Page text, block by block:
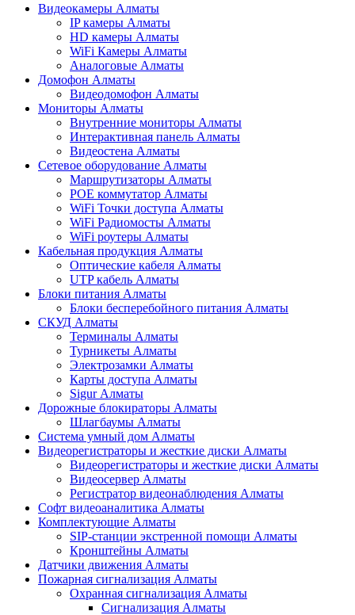
Видеокамеры Алматы
IP камеры Алматы
HD камеры Алматы
WiFi Камеры Алматы
Аналоговые Алматы
Домофон Алматы
Видеодомофон Алматы
Мониторы Алматы
Внутренние мониторы Алматы
Интерактивная панель Алматы
Видеостена Алматы
Сетевое оборудование Алматы
Маршрутизаторы Алматы
POE коммутатор Алматы
WiFi Точки доступа Алматы
WiFi Радиомосты Алматы
WiFi роутеры Алматы
Кабельная продукция Алматы
Оптические кабеля Алматы
UTP кабель Алматы
Блоки питания Алматы
Блоки бесперебойного питания Алматы
СКУД Алматы
Терминалы Алматы
Турникеты Алматы
Электрозамки Алматы
Карты доступа Алматы
Sigur Алматы
Дорожные блокираторы Алматы
Шлагбаумы Алматы
Система умный дом Алматы
Видеорегистраторы и жесткие диски Алматы
Видеорегистраторы и жесткие диски Алматы
Видеосервер Алматы
Регистратор видеонаблюдения Алматы
Софт видеоаналитика Алматы
Комплектующие Алматы
SIP-станции экстренной помощи Алматы
Кронштейны Алматы
Датчики движения Алматы
Пожарная сигнализация Алматы
Охранная сигнализация Алматы
Сигнализация Алматы